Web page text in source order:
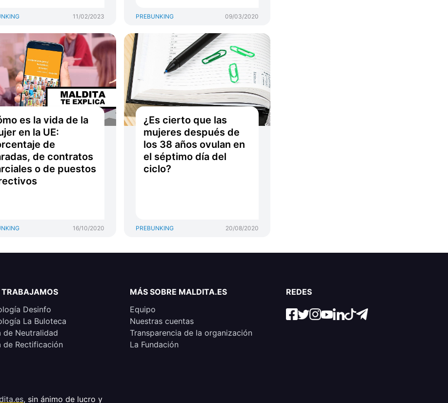
11/02/2023 PREBUNKING 09/03/2020
es la vida de la
en la UE:
de
de contratos
o de puestos
16/10/2020
¿Es cierto que las
mujeres después de
los 38 años ovulan en
el séptimo día del
ciclo?
PREBUNKING 20/08/2020
Desinfo
La Buloteca
de Neutralidad
de Rectificación
MÁS SOBRE MALDITA.ES
Equipo
Nuestras cuentas
Transparencia de la organización
La Fundación
REDES
, sin ánimo de lucro y